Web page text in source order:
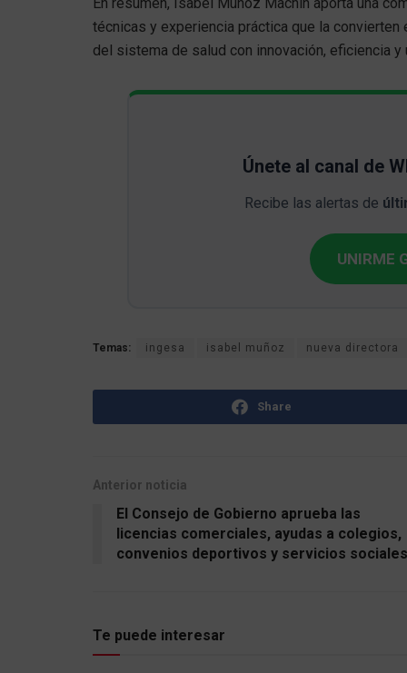
técnicas y experiencia práctica que la
del sistema de salud con innovación, eficiencia y
Únete al canal de
Recibe las alertas de
UNIRME
Temas: ingesa isabel muñoz nueva directora
Share
Anterior noticia
El Consejo de Gobierno aprueba las
licencias comerciales, ayudas a colegios,
convenios deportivos y servicios sociales
Te puede interesar